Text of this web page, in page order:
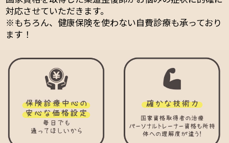
対応させていただきます。
※もちろん、健康保険を使わない自費診療も承っており
ます！